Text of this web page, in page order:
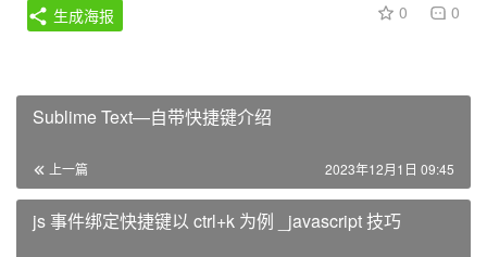
0 0
生成海报
Sublime Text—自带快捷键介绍
上一篇 2023年12月1日 09:45
js 事件绑定快捷键以 ctrl+k 为例 _javascript 技巧